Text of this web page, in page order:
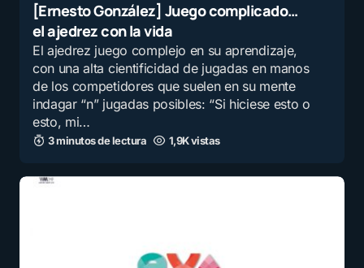
[Ernesto González] Juego complicado…
el ajedrez con la vida
El ajedrez juego complejo en su aprendizaje,
con una alta cientificidad de jugadas en manos
de los competidores que suelen en su mente
indagar “n” jugadas posibles: “Si hiciese esto o
esto, mi…
3 minutos de lectura 1,9K vistas